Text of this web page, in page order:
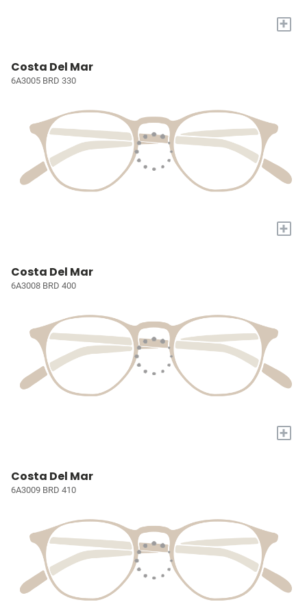
+
Costa Del Mar
6A3005 BRD 330
+
Costa Del Mar
6A3008 BRD 400
+
Costa Del Mar
6A3009 BRD 410